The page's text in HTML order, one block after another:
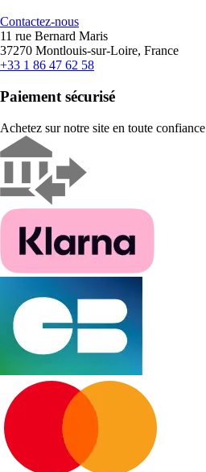
Contactez-nous
11 rue Bernard Maris
37270 Montlouis-sur-Loire, France
+33 1 86 47 62 58
Paiement sécurisé
Achetez sur notre site en toute confiance